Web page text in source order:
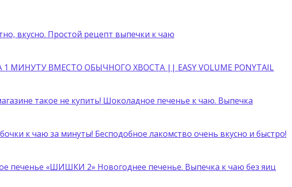
вкусно. Простой рецепт выпечки к чаю
ВМЕСТО ОБЫЧНОГО ХВОСТА || EASY VOLUME PONYTAIL
такое не купить! Шоколадное печенье к чаю. Выпечка
к чаю за минуты! Бесподобное лакомство очень вкусно и быстро!
печенье «ШИШКИ 2» Новогоднее печенье. Выпечка к чаю без яиц